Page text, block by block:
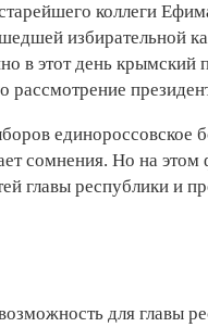
коллеги
избирательной
в этот день крымский
рассмотрение
единороссовское
сомнения. Но на
главы республики и
для главы